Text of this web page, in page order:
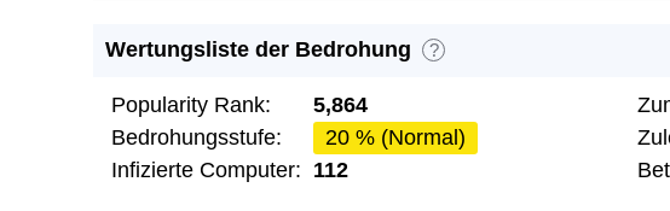
Wertungsliste der Bedrohung ?
Popularity Rank:
5,864
Bedrohungsstufe:
20 % (Normal)
Infizierte Computer: 112